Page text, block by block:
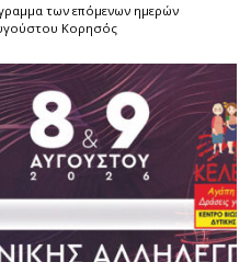
των επόμενων ημερών
Κορησός